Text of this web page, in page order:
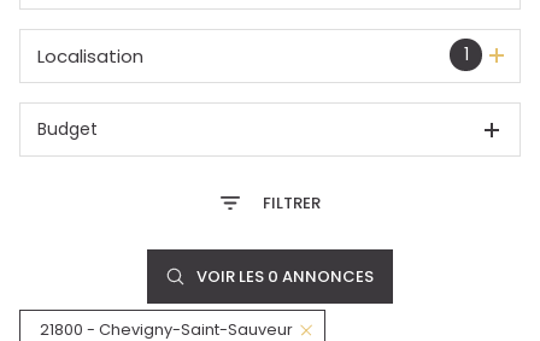
1
Localisation
Budget
FILTRER
VOIR LES 0 ANNONCES
21800 - Chevigny-Saint-Sauveur